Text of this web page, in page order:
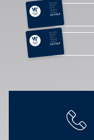
RELAX &
BEAUTY
AKTIV
GENUSS
FAMILIE
GUTSCHEIN
RELAX &
BEAUTY
AKTIV
GENUSS
FAMILIE
GUTSCHEIN